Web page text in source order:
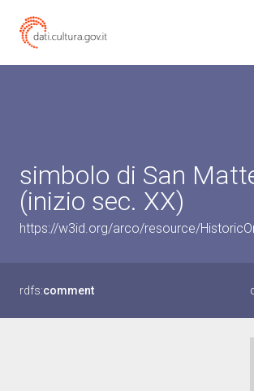
simbolo di San
(inizio sec. XX)
https://w3id.org/arco/resource/
rdfs:comment